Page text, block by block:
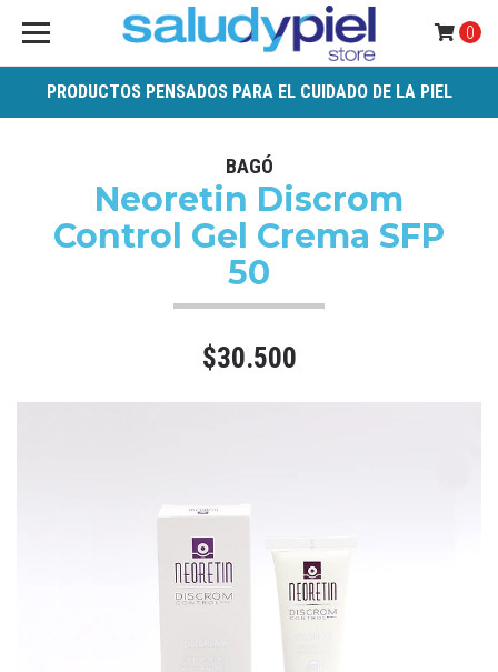
PRODUCTOS PENSADOS PARA EL CUIDADO DE LA PIEL
0
BAGÓ
Neoretin Discrom
Control Gel Crema SFP
50
$30.500